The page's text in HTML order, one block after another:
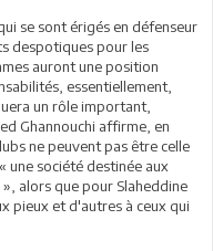
se sont érigés en défenseur
despotiques pour les
auront une position
essentiellement,
un rôle important,
Ghannouchi affirme, en
ne peuvent pas être celle
une société destinée aux
alors que pour Slaheddine
pieux et d'autres à ceux qui